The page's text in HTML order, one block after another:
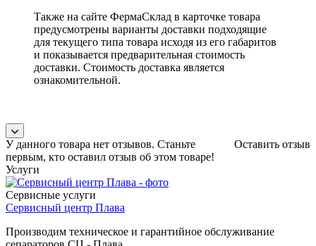
Также на сайте ФермаСклад в карточке товара
предусмотрены варианты доставки подходящие
для текущего типа товара исходя из его габаритов
и показывается предварительная стоимость
доставки. Стоимость доставка является
ознакомительной.
Оставить отзыв
У данного товара нет отзывов. Станьте
первым, кто оставил отзыв об этом товаре!
Услуги
Сервисные услуги
Сервисный центр Плава
Производим техническое и гарантийное обслуживание